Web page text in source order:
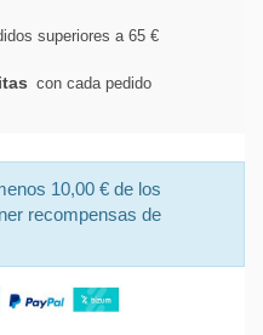
superiores a 65 €
con cada pedido
10,00 € de los
recompensas de